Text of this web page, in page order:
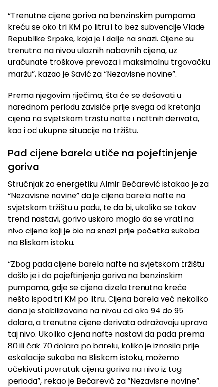
“Trenutne cijene goriva na benzinskim pumpama
kreću se oko tri KM po litru i to bez subvencije Vlade
Republike Srpske, koja je i dalje na snazi. Cijene su
trenutno na nivou ulaznih nabavnih cijena, uz
uračunate troškove prevoza i maksimalnu trgovačku
maržu”, kazao je Savić za “Nezavisne novine”.
Prema njegovim riječima, šta će se dešavati u
narednom periodu zavisiće prije svega od kretanja
cijena na svjetskom tržištu nafte i naftnih derivata,
kao i od ukupne situacije na tržištu.
Pad cijene barela utiče na pojeftinjenje
goriva
Stručnjak za energetiku Almir Bečarević istakao je za
“Nezavisne novine” da je cijena barela nafte na
svjetskom tržištu u padu, te da bi, ukoliko se takav
trend nastavi, gorivo uskoro moglo da se vrati na
nivo cijena koji je bio na snazi prije početka sukoba
na Bliskom istoku.
“Zbog pada cijene barela nafte na svjetskom tržištu
došlo je i do pojeftinjenja goriva na benzinskim
pumpama, gdje se cijena dizela trenutno kreće
nešto ispod tri KM po litru. Cijena barela već nekoliko
dana je stabilizovana na nivou od oko 94 do 95
dolara, a trenutne cijene derivata odražavaju upravo
taj nivo. Ukoliko cijena nafte nastavi da pada prema
80 ili čak 70 dolara po barelu, koliko je iznosila prije
eskalacije sukoba na Bliskom istoku, možemo
očekivati povratak cijena goriva na nivo iz tog
perioda”, rekao je Bečarević za “Nezavisne novine”.